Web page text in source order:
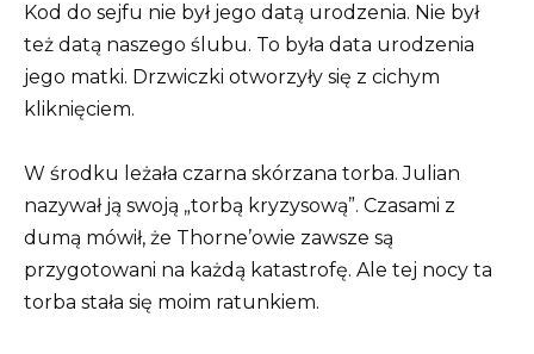
Kod do sejfu nie był jego datą urodzenia. Nie był
też datą naszego ślubu. To była data urodzenia
jego matki. Drzwiczki otworzyły się z cichym
kliknięciem.
W środku leżała czarna skórzana torba. Julian
nazywał ją swoją „torbą kryzysową”. Czasami z
dumą mówił, że Thorne’owie zawsze są
przygotowani na każdą katastrofę. Ale tej nocy ta
torba stała się moim ratunkiem.